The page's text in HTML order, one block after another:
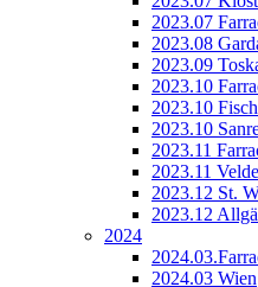
2023.07
2023.08
2023.09
2023.10
2023.10
2023.10
2023.11
2023.11
2023.12 St.
2023.12
2024
2024.03 Wien